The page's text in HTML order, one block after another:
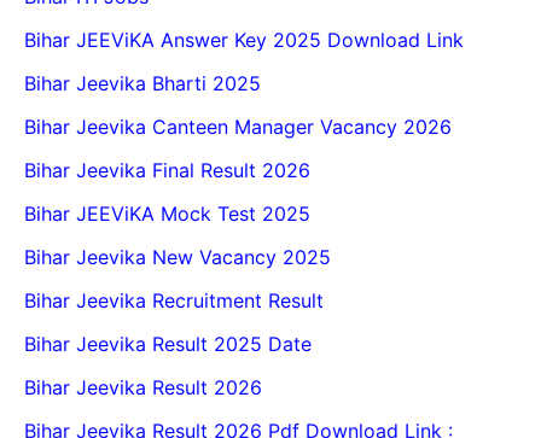
Bihar JEEViKA Answer Key 2025 Download Link
Bihar Jeevika Bharti 2025
Bihar Jeevika Canteen Manager Vacancy 2026
Bihar Jeevika Final Result 2026
Bihar JEEViKA Mock Test 2025
Bihar Jeevika New Vacancy 2025
Bihar Jeevika Recruitment Result
Bihar Jeevika Result 2025 Date
Bihar Jeevika Result 2026
Bihar Jeevika Result 2026 Pdf Download Link :